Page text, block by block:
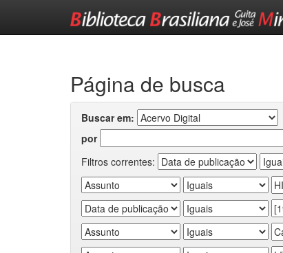
Página de busca
Buscar em:
por
Filtros correntes: